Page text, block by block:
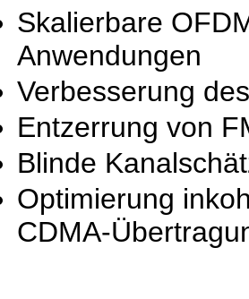
Skalierbare
Anwendungen
Verbesserung
Entzerrung von
Blinde
Optimierung
CDMA-